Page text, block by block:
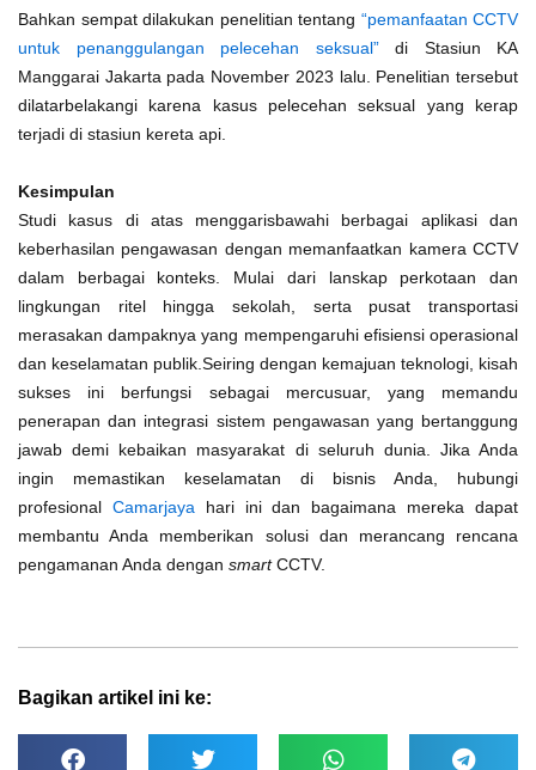
Bahkan sempat dilakukan penelitian tentang “pemanfaatan CCTV
untuk penanggulangan pelecehan seksual”di Stasiun KA
Manggarai Jakarta pada November 2023 lalu. Penelitian tersebut
dilatarbelakangi karena kasus pelecehan seksual yang kerap
terjadi di stasiun kereta api.
Kesimpulan
Studi kasus di atas menggarisbawahi berbagai aplikasi dan
keberhasilan pengawasan dengan memanfaatkan kamera CCTV
dalam berbagai konteks. Mulai dari lanskap perkotaan dan
lingkungan ritel hingga sekolah, serta pusat transportasi
merasakan dampaknya yang mempengaruhi efisiensi operasional
dan keselamatan publik.Seiring dengan kemajuan teknologi, kisah
sukses ini berfungsi sebagai mercusuar, yang memandu
penerapan dan integrasi sistem pengawasan yang bertanggung
jawab demi kebaikan masyarakat di seluruh dunia. Jika Anda
ingin memastikan keselamatan di bisnis Anda, hubungi
profesional Camarjayahari ini dan bagaimana mereka dapat
membantu Anda memberikan solusi dan merancang rencana
pengamanan Anda dengan smartCCTV.
Bagikan artikel ini ke: